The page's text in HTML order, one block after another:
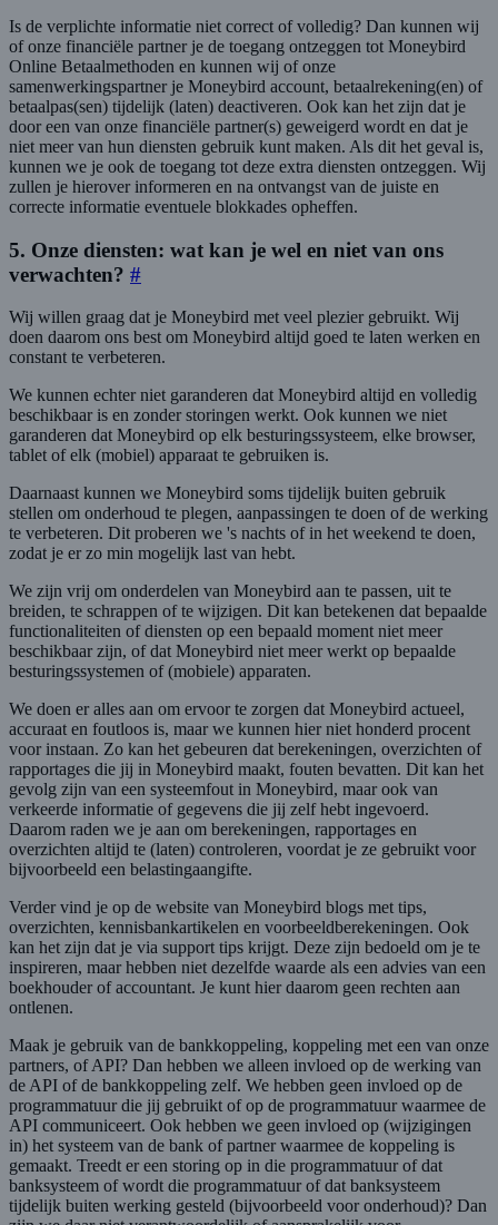
Is de verplichte informatie niet correct of volledig? Dan kunnen wij
of onze financiële partner je de toegang ontzeggen tot Moneybird
Online Betaalmethoden en kunnen wij of onze
samenwerkingspartner je Moneybird account, betaalrekening(en) of
betaalpas(sen) tijdelijk (laten) deactiveren. Ook kan het zijn dat je
door een van onze financiële partner(s) geweigerd wordt en dat je
niet meer van hun diensten gebruik kunt maken. Als dit het geval is,
kunnen we je ook de toegang tot deze extra diensten ontzeggen. Wij
zullen je hierover informeren en na ontvangst van de juiste en
correcte informatie eventuele blokkades opheffen.
5. Onze diensten: wat kan je wel en niet van ons
verwachten? #
Wij willen graag dat je Moneybird met veel plezier gebruikt. Wij
doen daarom ons best om Moneybird altijd goed te laten werken en
constant te verbeteren.
We kunnen echter niet garanderen dat Moneybird altijd en volledig
beschikbaar is en zonder storingen werkt. Ook kunnen we niet
garanderen dat Moneybird op elk besturingssysteem, elke browser,
tablet of elk (mobiel) apparaat te gebruiken is.
Daarnaast kunnen we Moneybird soms tijdelijk buiten gebruik
stellen om onderhoud te plegen, aanpassingen te doen of de werking
te verbeteren. Dit proberen we 's nachts of in het weekend te doen,
zodat je er zo min mogelijk last van hebt.
We zijn vrij om onderdelen van Moneybird aan te passen, uit te
breiden, te schrappen of te wijzigen. Dit kan betekenen dat bepaalde
functionaliteiten of diensten op een bepaald moment niet meer
beschikbaar zijn, of dat Moneybird niet meer werkt op bepaalde
besturingssystemen of (mobiele) apparaten.
We doen er alles aan om ervoor te zorgen dat Moneybird actueel,
accuraat en foutloos is, maar we kunnen hier niet honderd procent
voor instaan. Zo kan het gebeuren dat berekeningen, overzichten of
rapportages die jij in Moneybird maakt, fouten bevatten. Dit kan het
gevolg zijn van een systeemfout in Moneybird, maar ook van
verkeerde informatie of gegevens die jij zelf hebt ingevoerd.
Daarom raden we je aan om berekeningen, rapportages en
overzichten altijd te (laten) controleren, voordat je ze gebruikt voor
bijvoorbeeld een belastingaangifte.
Verder vind je op de website van Moneybird blogs met tips,
overzichten, kennisbankartikelen en voorbeeldberekeningen. Ook
kan het zijn dat je via support tips krijgt. Deze zijn bedoeld om je te
inspireren, maar hebben niet dezelfde waarde als een advies van een
boekhouder of accountant. Je kunt hier daarom geen rechten aan
ontlenen.
Maak je gebruik van de bankkoppeling, koppeling met een van onze
partners, of API? Dan hebben we alleen invloed op de werking van
de API of de bankkoppeling zelf. We hebben geen invloed op de
programmatuur die jij gebruikt of op de programmatuur waarmee de
API communiceert. Ook hebben we geen invloed op (wijzigingen
in) het systeem van de bank of partner waarmee de koppeling is
gemaakt. Treedt er een storing op in die programmatuur of dat
banksysteem of wordt die programmatuur of dat banksysteem
tijdelijk buiten werking gesteld (bijvoorbeeld voor onderhoud)? Dan